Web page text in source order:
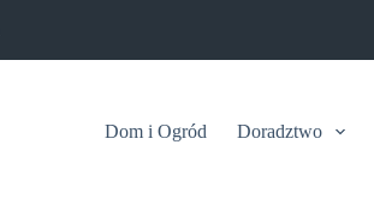
Dom i Ogród Doradztwo